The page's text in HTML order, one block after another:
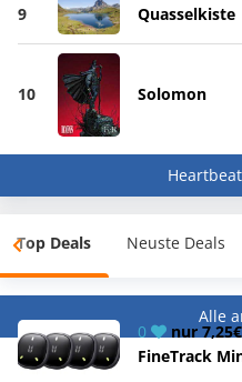
9 Quasselkiste
10 Solomon
Top Deals Neuste Deals
Alle
0
nur
FineTrack